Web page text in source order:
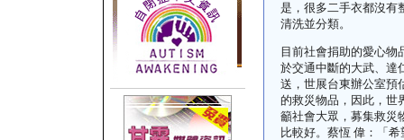
是，很多二手衣都沒有
清洗並分類。
目前社會捐助的愛心物
於交通中斷的大武、達
送，世展台東辦公室預
的救災物品，因此，世
籲社會大眾，募集救災
比較好。蔡恆 偉：「